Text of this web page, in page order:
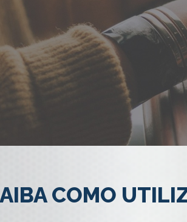
COMO